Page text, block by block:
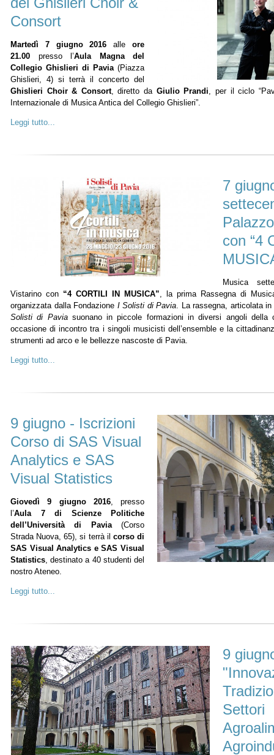
Consort
Martedì 7 giugno 2016 alleore
21.00 presso l’Aula Magna del
Collegio Ghislieri di Pavia(Piazza
Ghislieri, 4) si terrà il concerto del
Ghislieri Choir & Consort, diretto da Giulio Prandi, per il ciclo
Internazionale di Musica Antica del Collegio Ghislieri”.
Leggi tutto...
7
con “4
Musica
Vistarino con “4 CORTILI IN MUSICA”, la prima Rassegna di
organizzata dalla Fondazione I Solisti di Pavia. La rassegna, articolata
Solisti di Paviasuonano in piccole formazioni in diversi angoli della
occasione di incontro tra i singoli musicisti dell’ensemble e la
strumenti ad arco e le bellezze nascoste di Pavia.
Leggi tutto...
9 giugno - Iscrizioni
Corso di SAS Visual
Analytics e SAS
Visual Statistics
Giovedì 9 giugno 2016, presso
l’Aula 7 di Scienze Politiche
dell’Università di Pavia(Corso
Strada Nuova, 65), si terrà il corso di
SAS Visual Analytics e SAS Visual
Statistics, destinato a 40 studenti del
nostro Ateneo.
Leggi tutto...
9
Settori